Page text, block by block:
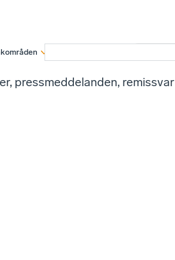
pressmeddelanden, remissvar